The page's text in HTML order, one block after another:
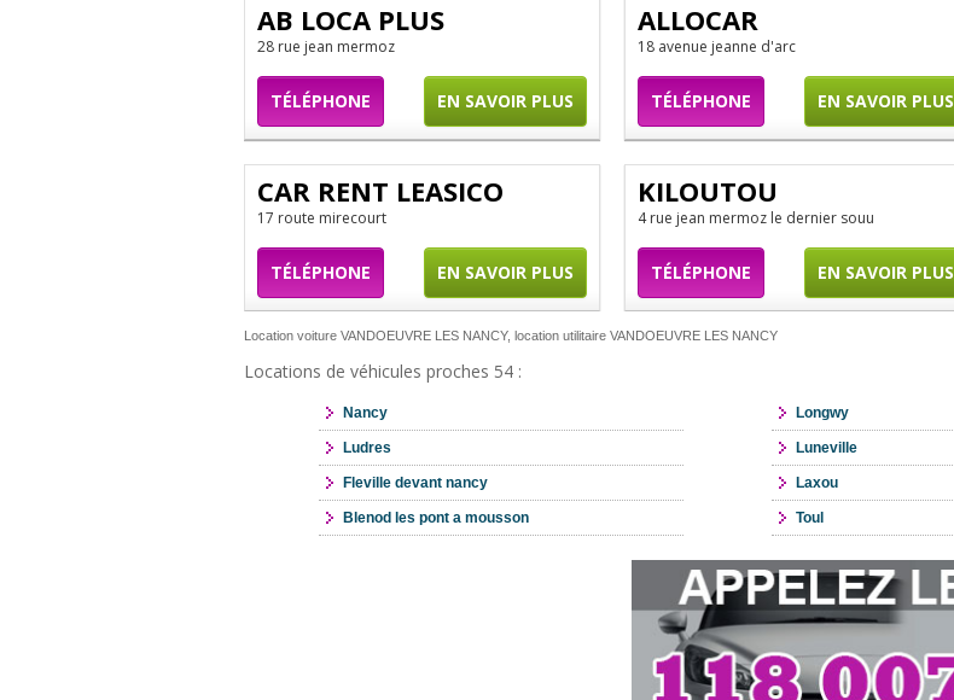
AB LOCA PLUS
28 rue jean mermoz
TÉLÉPHONE EN SAVOIR PLUS
ALLOCAR
18 avenue jeanne d'arc
TÉLÉPHONE EN SAVOIR PLUS
CAR RENT LEASICO
17 route mirecourt
TÉLÉPHONE EN SAVOIR PLUS
KILOUTOU
4 rue jean mermoz le dernier souu
TÉLÉPHONE EN SAVOIR PLUS
Location voiture VANDOEUVRE LES NANCY, location utilitaire VANDOEUVRE LES NANCY
Locations de véhicules proches 54 :
Nancy Longwy
Ludres Luneville
Fleville devant nancy Laxou
Blenod les pont a mousson Toul